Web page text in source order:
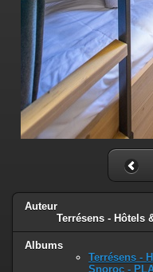
Auteur
Terrésens - Hôtels
Albums
Terrésens -
Snoroc -